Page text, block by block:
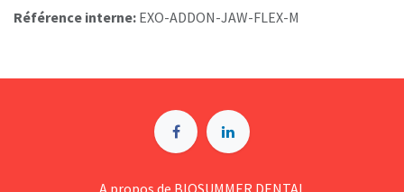
Référence interne: EXO-ADDON-JAW-FLEX-M
A p​ropos de BIOSUMMER DENTAL